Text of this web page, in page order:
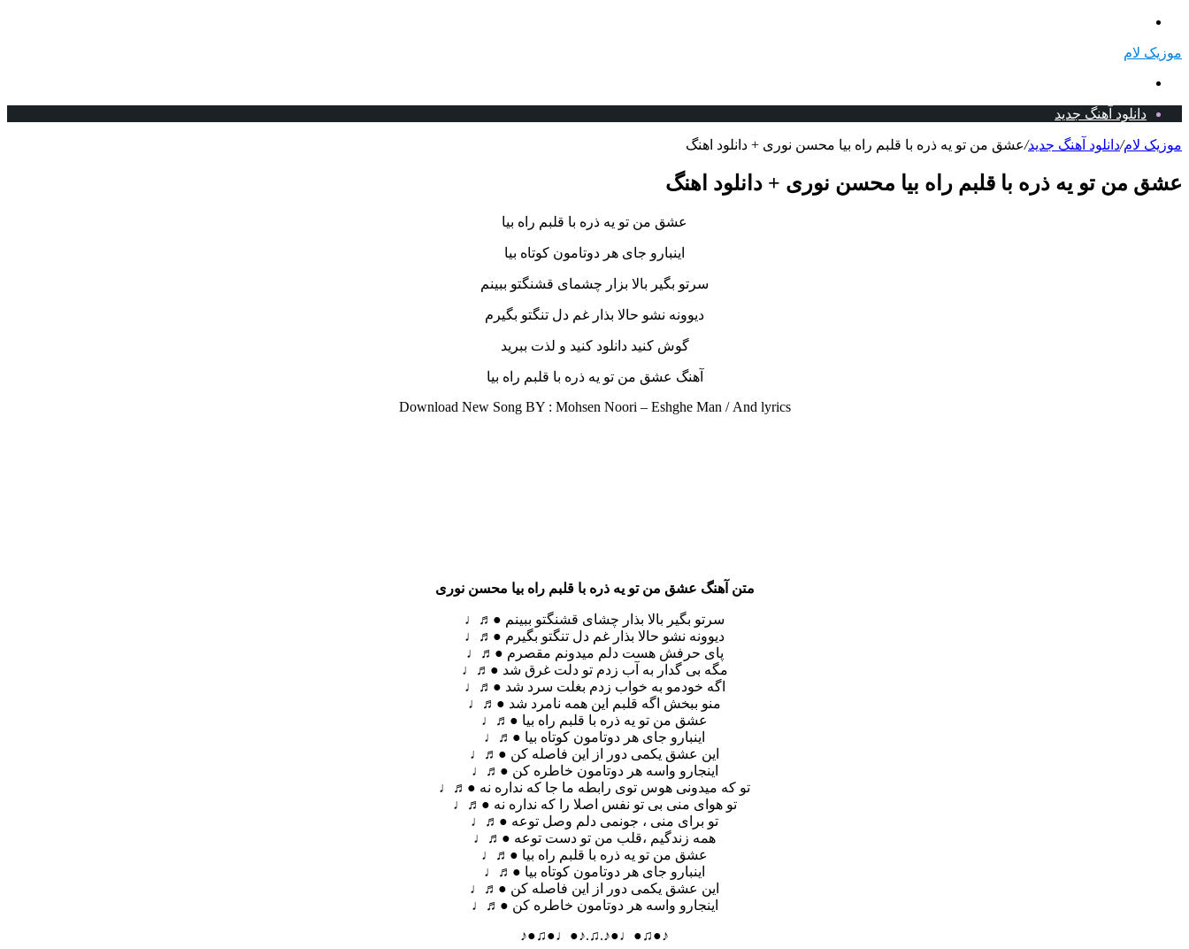
موزیک لام
دانلود آهنگ جدید
موزیک لام/دانلود آهنگ جدید/عشق من تو یه ذره با قلبم راه بیا محسن نوری + دانلود اهنگ
عشق من تو یه ذره با قلبم راه بیا محسن نوری + دانلود اهنگ
عشق من تو یه ذره با قلبم راه بیا
اینبارو جای هر دوتامون کوتاه بیا
سرتو بگیر بالا بزار چشمای قشنگتو ببینم
دیوونه نشو حالا بذار غم دل تنگتو بگیرم
گوش کنید دانلود کنید و لذت ببرید
آهنگ عشق من تو یه ذره با قلبم راه بیا
Download New Song BY : Mohsen Noori – Eshghe Man / And lyrics
متن آهنگ عشق من تو یه ذره با قلبم راه بیا محسن نوری
سرتو بگیر بالا بذار چشای قشنگتو ببینم ●♬♩
دیوونه نشو حالا بذار غم دل تنگتو بگیرم ●♬♩
پای حرفش هست دلم میدونم مقصرم ●♬♩
مگه بی گدار به آب زدم تو دلت غرق شد ●♬♩
اگه خودمو به خواب زدم بغلت سرد شد ●♬♩
منو ببخش اگه قلبم این همه نامرد شد ●♬♩
عشق من تو یه ذره با قلبم راه بیا ●♬♩
اینبارو جای هر دوتامون کوتاه بیا ●♬♩
این عشق یکمی دور از این فاصله کن ●♬♩
اینجارو واسه هر دوتامون خاطره کن ●♬♩
تو که میدونی هوس توی رابطه ما جا که نداره نه ●♬♩
تو هوای منی بی تو نفس اصلا را که نداره نه ●♬♩
تو برای منی ، جونمی دلم وصل توعه ●♬♩
همه زندگیم ،قلب من تو دست توعه ●♬♩
عشق من تو یه ذره با قلبم راه بیا ●♬♩
اینبارو جای هر دوتامون کوتاه بیا ●♬♩
این عشق یکمی دور از این فاصله کن ●♬♩
اینجارو واسه هر دوتامون خاطره کن ●♬♩
♪●♫●♩●♪.♫.♪●♩●♫●♪